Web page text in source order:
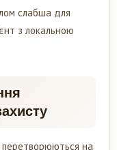
слабша для
з локальною
на